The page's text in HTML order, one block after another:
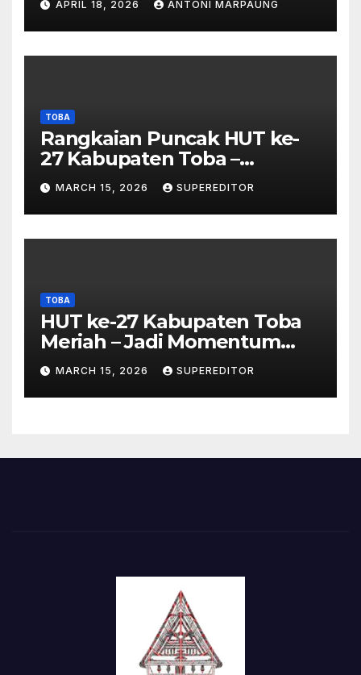
Investigasi Proses Perijinan
APRIL 18, 2026 ANTONI MARPAUNG
TOBA
Rangkaian Puncak HUT ke-
27 Kabupaten Toba –
Panjatkan Doa Untuk
Kesejahteraan
MARCH 15, 2026 SUPEREDITOR
TOBA
HUT ke-27 Kabupaten Toba
Meriah – Jadi Momentum
Perkuat Sinergi
Pembangunan Kawasan
Danau Toba
MARCH 15, 2026 SUPEREDITOR